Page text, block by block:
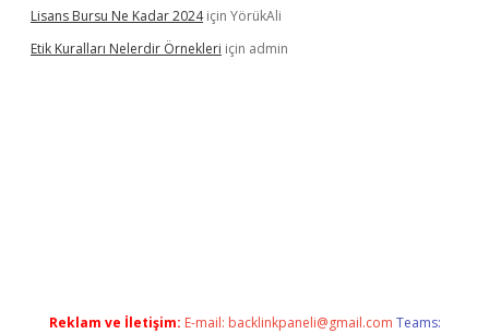
Lisans Bursu Ne Kadar 2024için YörükAli
Etik Kuralları Nelerdir Örnekleri için admin
Reklam ve İletişim: E-mail: backlinkpaneli@gmail.com Teams: